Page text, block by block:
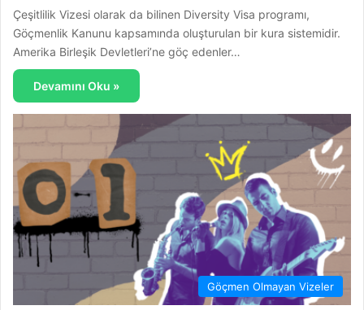
Çeşitlilik Vizesi olarak da bilinen Diversity Visa programı,
Göçmenlik Kanunu kapsamında oluşturulan bir kura sistemidir.
Amerika Birleşik Devletleri’ne göç edenler…
Devamını Oku »
Göçmen Olmayan Vizeler